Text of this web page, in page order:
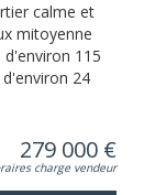
calme et
mitoyenne
115
24
279 000 €
charge vendeur